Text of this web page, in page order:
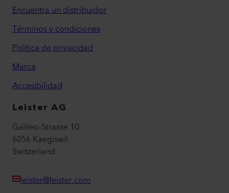
Encuentra un distribuidor
Términos y condiciones
Política de privacidad
Marca
Accesibilidad
Leister AG
Galileo-Strasse 10
6056 Kaegiswil
Switzerland
leister@leister.com